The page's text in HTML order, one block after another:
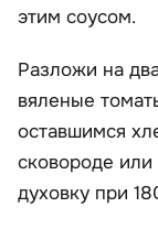
этим соусом.
Разложи на
вяленые
оставшимся
сковороде
духовку при